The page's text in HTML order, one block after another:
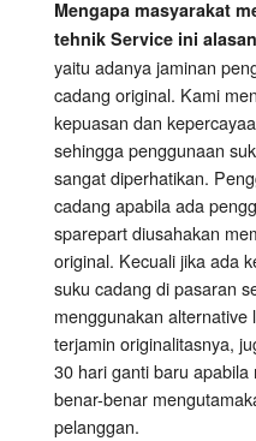
Mengapa masyarakat
tehnik Service ini
yaitu adanya jaminan
cadang original. Kami
kepuasan dan
sehingga penggunaan
sangat diperhatikan.
cadang apabila ada
sparepart diusahakan
original. Kecuali jika ada
suku cadang di pasaran
menggunakan alternative
terjamin originalitasnya,
30 hari ganti baru apabila
benar-benar
pelanggan.